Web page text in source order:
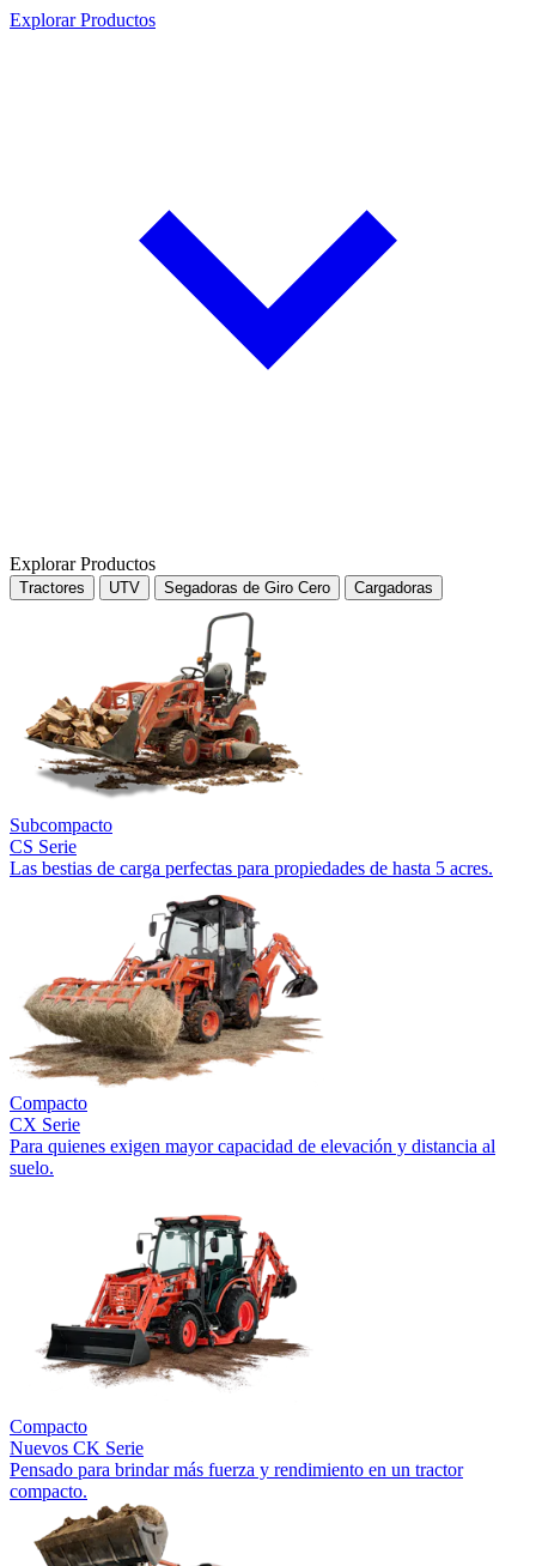
Explorar Productos
Explorar Productos
Tractores UTV Segadoras de Giro Cero Cargadoras
Subcompacto
CS Serie
Las bestias de carga perfectas para propiedades de hasta 5 acres.
Compacto
CX Serie
Para quienes exigen mayor capacidad de elevación y distancia al
suelo.
Compacto
Nuevos CK Serie
Pensado para brindar más fuerza y rendimiento en un tractor
compacto.